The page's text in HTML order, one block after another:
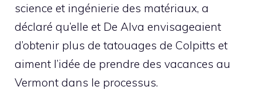
science et ingénierie des matériaux, a
déclaré qu’elle et De Alva envisageaient
d’obtenir plus de tatouages ​​de Colpitts et
aiment l’idée de prendre des vacances au
Vermont dans le processus.